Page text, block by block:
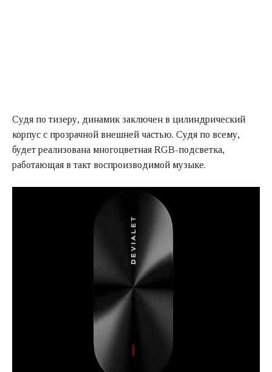
Судя по тизеру, динамик заключен в цилиндрический
корпус с прозрачной внешней частью. Судя по всему,
будет реализована многоцветная RGB-подсветка,
работающая в такт воспроизводимой музыке.